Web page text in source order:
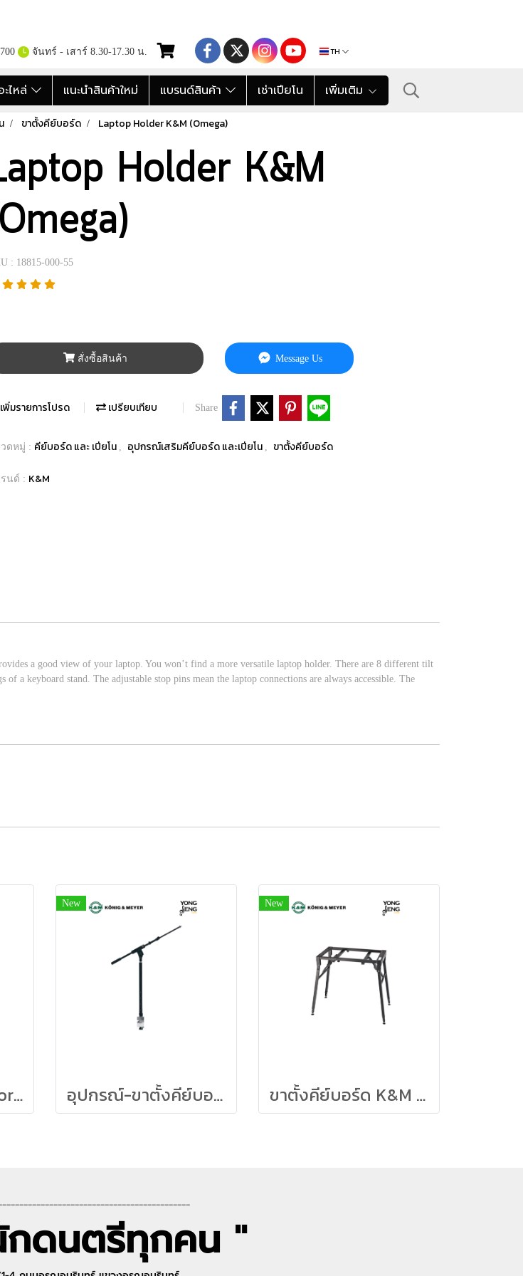
จันทร์ - เสาร์ 8.30-17.30 น. TH
ะไหล่ แนะนำสินค้าใหม่ แบรนด์สินค้า เช่าเปียโน เพิ่มเติม
ขาตั้งคีย์บอร์ด Laptop Holder K&M (Omega)
Holder K&M
: 18815-000-55
สั่งซื้อสินค้า Message Us
เพิ่มรายการโปรด เปรียบเทียบ Share
ดหมู่ : คีย์บอร์ด และ เปียโน อุปกรณ์เสริมคีย์บอร์ด และเปียโน ขาตั้งคีย์บอร์ด
นด์ : K&M
a good view of your laptop. You won’t find a more versatile laptop holder. There are 8 different tilt
a keyboard stand. The adjustable stop pins mean the laptop connections are always accessible. The
Keyboard stand for kids, black
New
อุปกรณ์-ขาตั้งคีย์บอร์ด K&M (Omega) - Boom Arm
New
ขาตั้งคีย์บอร์ด K&M (Rhodes)
กดนตรีทุกคน "